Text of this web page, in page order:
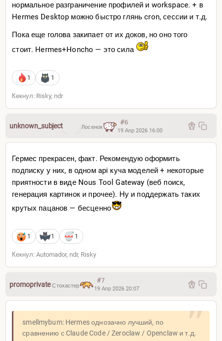
нормальное разграничение профилей и workspace. + в
Hermes Desktop можно быстро глянь cron, сессии и т.д.
Пока еще голова закипает от их доков, но оно того
стоит. Hermes+Honcho — это сила
1 1
Кекнул: Risky, ndr
unknown_subject Лосенок
#6
19 Апр 2026 16:00
Гермес прекрасен, факт. Рекомендую оформить
подписку у них, в одном api куча моделей + некоторые
приятности в виде Nous Tool Gateway (веб поиск,
генерация картинок и прочее). Ну и поддержать таких
крутых пацанов — бесценно
1 1 1
Кекнул: Automador, ndr, Risky
promoprivateСтохастер
#7
19 Апр 2026 20:07
smellmybum: Hermes однозачно лучший, по
сравнению с Claude Code / Zeroclaw / Openclaw и т.д.